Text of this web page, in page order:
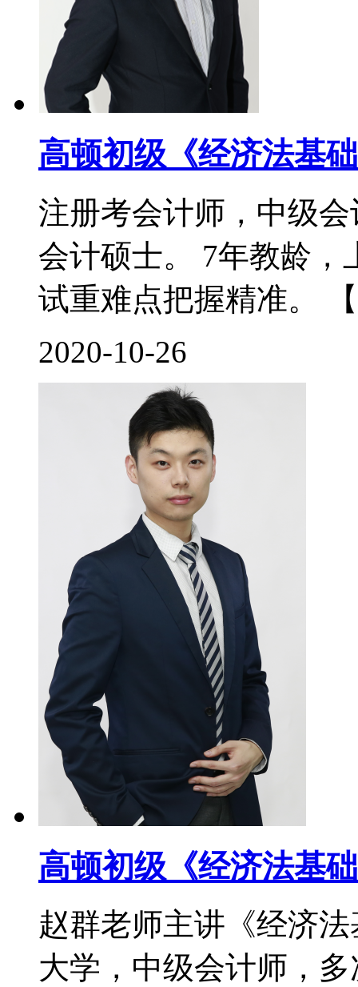
高顿初级《经济法基
注册考会计师，中级
会计硕士。 7年教龄
试重难点把握精准。
2020-10-26
高顿初级《经济法基
赵群老师主讲《经济
大学，中级会计师，